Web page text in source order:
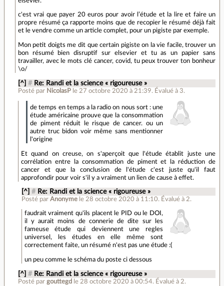
c'est vrai que payer 20 euros pour avoir l’étude et la lire et faire un
propre résumé ça rapporte moins que de recopier le résumé déjà fait
et le vendre comme un article complet, pour un pigiste par exemple.
Mon petit doigts me dit que certain pigiste on la vie facile, trouver un
bon résumé bien disruptif sur elsevier et tu as un papier sans
travailler, avec le mots clé cancer, covid, tu peux trouver ton bonheur
\o/
[^] # Re: Randi et la science « rigoureuse »
Posté par NicolasP le 27 octobre 2020 à 21:39. Évalué à 3.
de temps en temps a la radio on nous sort : une
étude américaine prouve que la consommation
de piment réduit le risque de cancer. ou un
autre truc bidon voir même sans mentionner
l'origine
Et quand on creuse, on s'aperçoit que l'étude établit juste une
corrélation entre la consommation de piment et la réduction de
cancer et que la conclusion de l'étude c'est juste qu'il faut
approfondir pour voir s'il y a vraiment un lien de cause à effet.
[^] # Re: Randi et la science « rigoureuse »
Posté par Anonyme le 28 octobre 2020 à 11:10.Évalué à 2.
faudrait vraiment qu'ils placent le PID ou le DOI,
il y aurait moins de connerie de dite sur les
fameuse étude qui deviennent une regles
universel, les études en elle même sont
correctement faite, un résumé n'est pas une étude :(
un peu comme le schéma du poste ci dessous
[^] # Re: Randi et la science « rigoureuse »
Posté pargouttegd le 28 octobre 2020 à 00:54. Évalué à 2.